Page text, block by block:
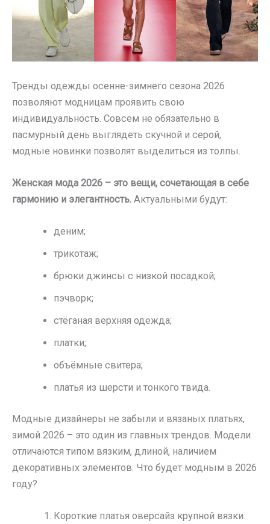
Тренды одежды осенне-зимнего сезона 2026
позволяют модницам проявить свою
индивидуальность. Совсем не обязательно в
пасмурный день выглядеть скучной и серой,
модные новинки позволят выделиться из толпы.
Женская мода 2026 – это вещи, сочетающая в себе
гармонию и элегантность. Актуальными будут:
деним;
трикотаж;
брюки джинсы с низкой посадкой;
пэчворк;
стёганая верхняя одежда;
платки;
объёмные свитера;
платья из шерсти и тонкого твида.
Модные дизайнеры не забыли и вязаных платьях,
зимой 2026 – это один из главных трендов. Модели
отличаются типом вязким, длиной, наличием
декоративных элементов. Что будет модным в 2026
году?
Короткие платья оверсайз крупной вязки.